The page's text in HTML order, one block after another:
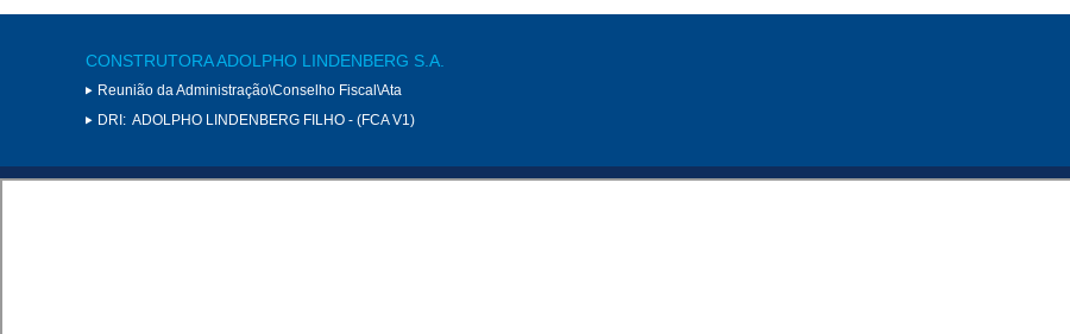
CONSTRUTORA ADOLPHO LINDENBERG S.A.
Reunião da Administração\Conselho Fiscal\Ata
DRI: ADOLPHO LINDENBERG FILHO - (FCA V1)